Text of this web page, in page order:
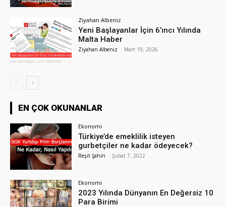
Ziyahan Albeniz
Yeni Başlayanlar İçin 6’ıncı Yılında
Malta Haber
Ziyahan Albeniz - Mart 19, 2026
EN ÇOK OKUNANLAR
Ekonomi
Türkiye’de emeklilik isteyen
gurbetçiler ne kadar ödeyecek?
Reşit Şahin - Şubat 7, 2022
Ekonomi
2023 Yılında Dünyanın En Değersiz 10
Para Birimi